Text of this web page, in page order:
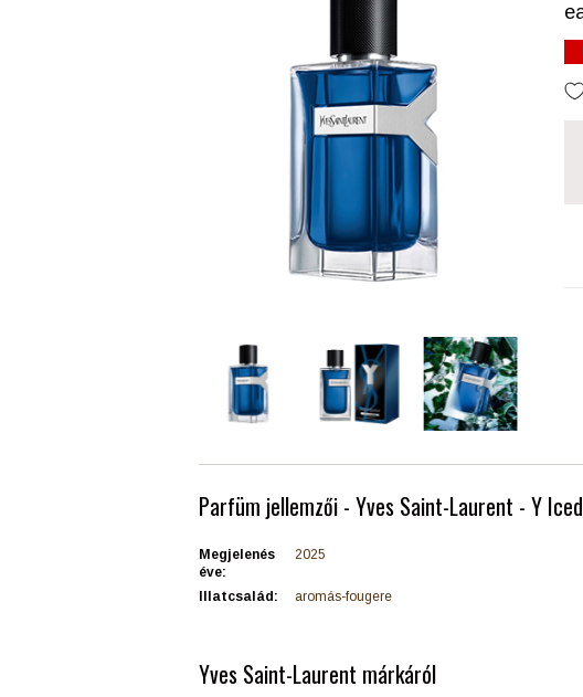
Parfüm jellemzői - Yves Saint-Laurent - Y
Megjelenés
éve:
2025
Illatcsalád: aromás-fougere
Yves Saint-Laurent márkáról